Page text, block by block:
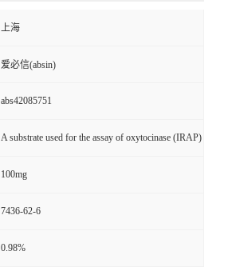
上海
爱必信(absin)
abs42085751
A substrate used for the assay of oxytocinase (IRAP)
100mg
7436-62-6
0.98%